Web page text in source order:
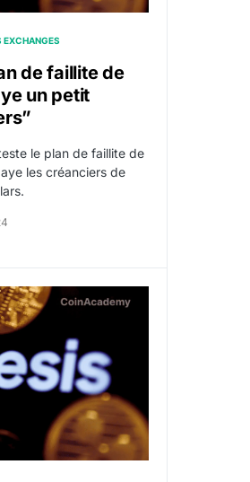
de faillite de
un petit
le plan de faillite de
les créanciers de
de ses $700 millions dettes